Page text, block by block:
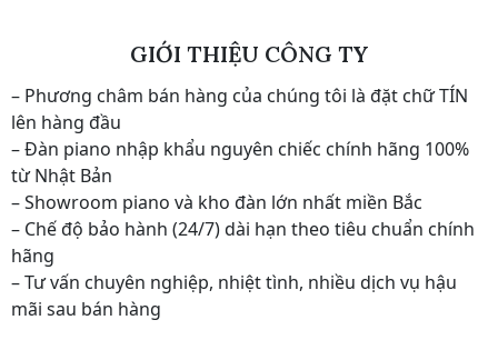
GIỚI THIỆU CÔNG TY
– Phương châm bán hàng của chúng tôi là đặt chữ TÍN
lên hàng đầu
– Đàn piano nhập khẩu nguyên chiếc chính hãng 100%
từ Nhật Bản
– Showroom piano và kho đàn lớn nhất miền Bắc
– Chế độ bảo hành (24/7) dài hạn theo tiêu chuẩn chính
hãng
– Tư vấn chuyên nghiệp, nhiệt tình, nhiều dịch vụ hậu
mãi sau bán hàng